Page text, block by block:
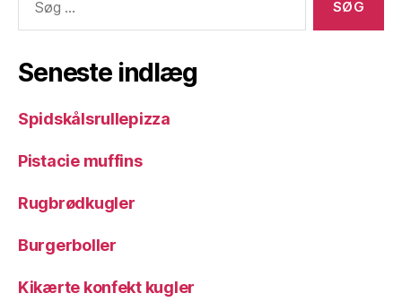
efter:
Seneste indlæg
Spidskålsrullepizza
Pistacie muffins
Rugbrødkugler
Burgerboller
Kikærte konfekt kugler